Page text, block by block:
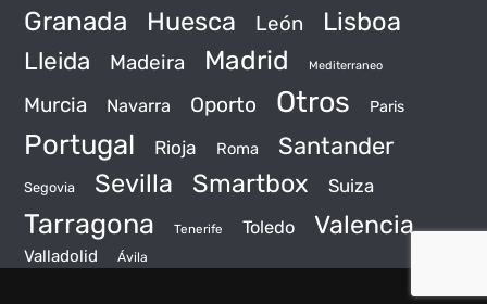
Granada Huesca León Lisboa
Lleida Madeira Madrid Mediterraneo
Murcia Navarra Oporto Otros Paris
Portugal Rioja Roma Santander
Segovia Sevilla Smartbox Suiza
Tarragona Tenerife Toledo Valencia
Valladolid Ávila